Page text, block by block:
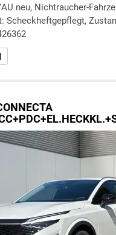
neu, Nichtraucher-
Scheckheftgepflegt,
Fahrzeugexposé drucken